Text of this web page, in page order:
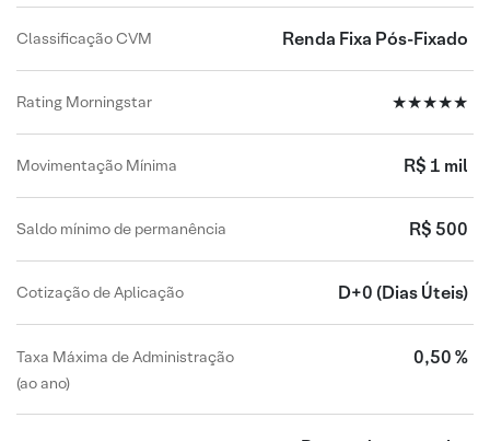
Classificação CVM Renda Fixa Pós-Fixado
Rating Morningstar ★★★★★
Movimentação Mínima R$ 1 mil
Saldo mínimo de permanência R$ 500
Cotização de Aplicação D+0 (Dias Úteis)
Taxa Máxima de Administração
(ao ano)
0,50 %